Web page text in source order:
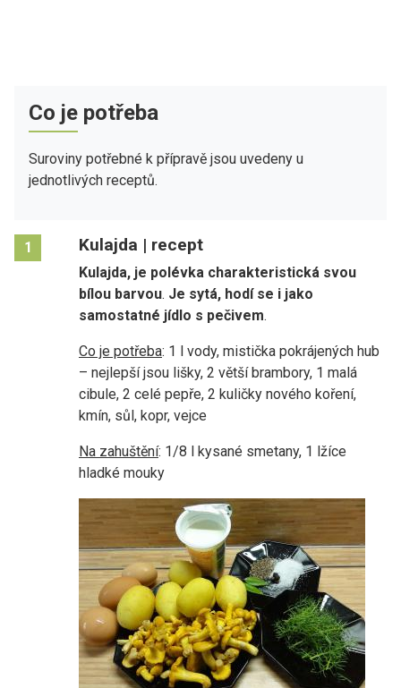
Co je potřeba
Suroviny potřebné k přípravě jsou uvedeny u
jednotlivých receptů.
1 Kulajda | recept
Kulajda, je polévka charakteristická svou
bílou barvou. Je sytá, hodí se i jako
samostatné jídlo s pečivem.
Co je potřeba: 1 l vody, mistička pokrájených hub
– nejlepší jsou lišky, 2 větší brambory, 1 malá
cibule, 2 celé pepře, 2 kuličky nového koření,
kmín, sůl, kopr, vejce
Na zahuštění: 1/8 l kysané smetany, 1 lžíce
hladké mouky